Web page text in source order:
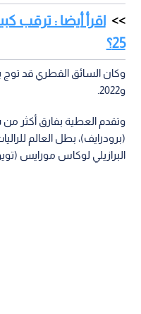
اقرأ أيضا : ترقب
25؟
و2022.
وتقدم العطية بفارق أكثر
البرازيلي لوكاس مورايس (تويوتا)